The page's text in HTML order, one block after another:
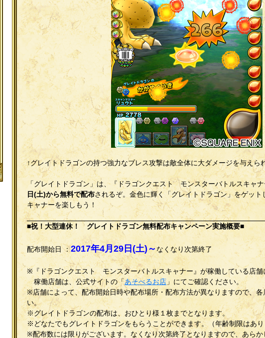
↑グレイトドラゴンの持つ強力なブレス攻撃は敵全体に大ダメージを与えら
「グレイトドラゴン」は、『ドラゴンクエスト モンスターバトルスキャ
日(土)から無料で配布されるぞ。金色に輝く「グレイトドラゴン」をゲット
キャナーを楽しもう！
■祝！大型連休！ グレイトドラゴン無料配布キャンペーン実施概要■
配布開始日 ：2017年4月29日(土)～なくなり次第終了
※『ドラゴンクエスト モンスターバトルスキャナー』が稼働している店舗
稼働店舗は、公式サイトの「あそべるお店 」にてご確認ください。
※店舗によって、配布開始日時や配布場所・配布方法が異なりますので、各
い。
※グレイトドラゴンの配布は、おひとり様１枚までとなります。
※どなたでもグレイトドラゴンをもらうことができます。（年齢制限はあり
※配布数には限りがございます。なくなり次第終了となりますので、あらか